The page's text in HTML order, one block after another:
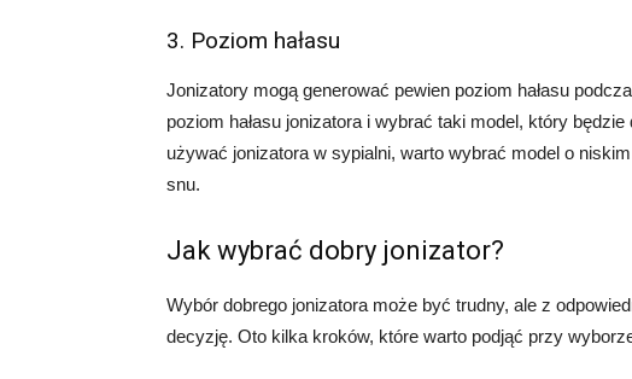
3. Poziom hałasu
Jonizatory mogą generować pewien poziom hałasu
poziom hałasu jonizatora i wybrać taki model, który
używać jonizatora w sypialni, warto wybrać model o
snu.
Jak wybrać dobry jonizator?
Wybór dobrego jonizatora może być trudny, ale z
decyzję. Oto kilka kroków, które warto podjąć przy